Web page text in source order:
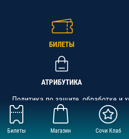
Билеты Магазин Сочи Клаб
БИЛЕТЫ
АТРИБУТИКА
Политика по защите, обработке и
данных
АНО «СК «Кубань-Регион»,